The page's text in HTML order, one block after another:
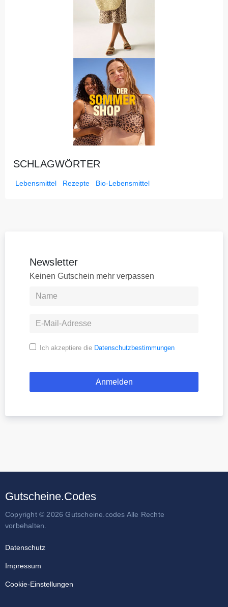
SCHLAGWÖRTER
Lebensmittel Rezepte Bio-Lebensmittel
Newsletter
Keinen Gutschein mehr verpassen
Ich akzeptiere die Datenschutzbestimmungen
Gutscheine.Codes
Copyright © 2026 Gutscheine.codes Alle Rechte
vorbehalten.
Datenschutz
Impressum
Cookie-Einstellungen